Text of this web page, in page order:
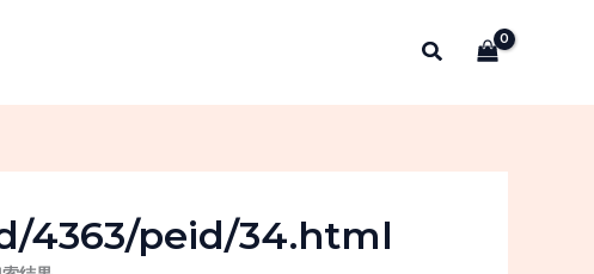
搜
4363/peid/34.html